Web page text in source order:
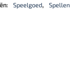
Speelgoed, Spellen